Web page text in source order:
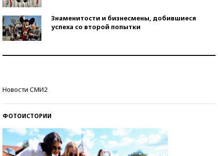
Знаменитости и бизнесмены, добившиеся
успеха со второй попытки
Новости СМИ2
ФОТОИСТОРИИ